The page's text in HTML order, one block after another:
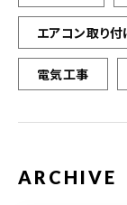
エアコン取り付
電気工事
ARCHIVE